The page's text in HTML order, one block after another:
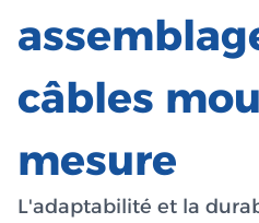
câbles
mesure
L'adaptabilité et la